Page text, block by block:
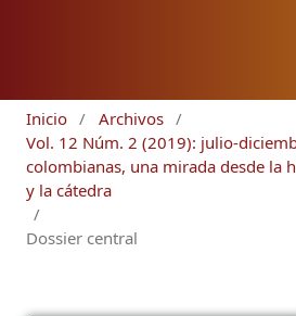
Inicio / Archivos /
Vol. 12 Núm. 2 (2019): julio-
colombianas, una mirada desde la
y la cátedra
/
Dossier central